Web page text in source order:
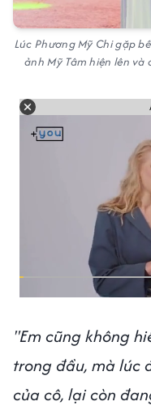
Lúc Phương Mỹ Chi gặp
ảnh Mỹ Tâm hiện lên
"Em cũng không
trong đầu, mà lúc
của cô, lại còn